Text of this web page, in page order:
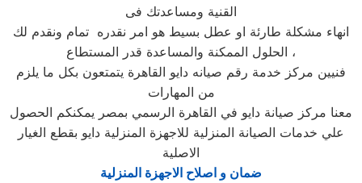
القنية ومساعدتك فى
انهاء مشكلة طارئة او عطل بسيط هو امر نقدره تمام ونقدم لك
الحلول الممكنة والمساعدة قدر المستطاع ،
فنيين مركز خدمة رقم صيانه دايو القاهرة يتمتعون بكل ما يلزم
من المهارات
معنا مركز صيانة دايو في القاهرة الرسمي بمصر يمكنكم الحصول
علي خدمات الصيانة المنزلية للاجهزة المنزلية دايو بقطع الغيار
الاصلية
ضمان و اصلاح الاجهزة المنزلية